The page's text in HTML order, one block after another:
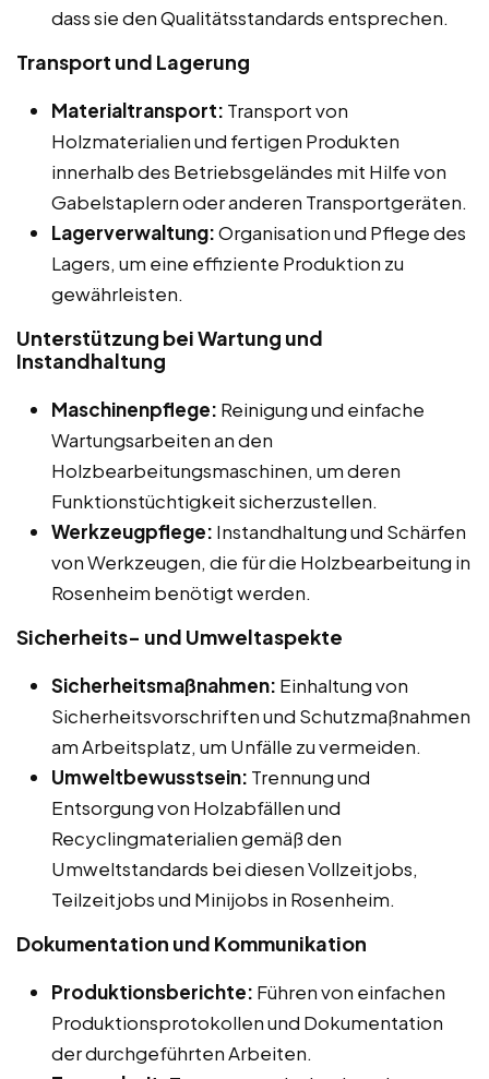
dass sie den Qualitätsstandards entsprechen.
Transport und Lagerung
Materialtransport: Transport von
Holzmaterialien und fertigen Produkten
innerhalb des Betriebsgeländes mit Hilfe von
Gabelstaplern oder anderen Transportgeräten.
Lagerverwaltung:Organisation und Pflege des
Lagers, um eine effiziente Produktion zu
gewährleisten.
Unterstützung bei Wartung und
Instandhaltung
Maschinenpflege: Reinigung und einfache
Wartungsarbeiten an den
Holzbearbeitungsmaschinen, um deren
Funktionstüchtigkeit sicherzustellen.
Werkzeugpflege: Instandhaltung und Schärfen
von Werkzeugen, die für die Holzbearbeitung in
Rosenheim benötigt werden.
Sicherheits- und Umweltaspekte
Sicherheitsmaßnahmen: Einhaltung von
Sicherheitsvorschriften und Schutzmaßnahmen
am Arbeitsplatz, um Unfälle zu vermeiden.
Umweltbewusstsein: Trennung und
Entsorgung von Holzabfällen und
Recyclingmaterialien gemäß den
Umweltstandards bei diesen Vollzeitjobs,
Teilzeitjobs und Minijobs in Rosenheim.
Dokumentation und Kommunikation
Produktionsberichte: Führen von einfachen
Produktionsprotokollen und Dokumentation
der durchgeführten Arbeiten.